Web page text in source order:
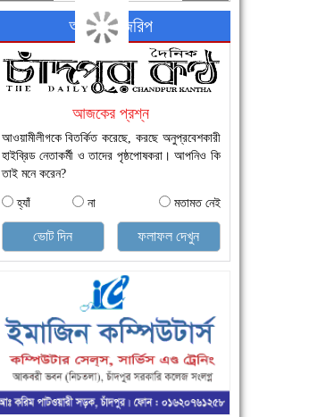
অনলাইন জরিপ
আজকের প্রশ্ন
আওয়ামীলীগকে বিতর্কিত করেছে, করছে অনুপ্রবেশকারী
হাইব্রিড নেতাকর্মী ও তাদের পৃষ্ঠপোষকরা। আপনিও কি
তাই মনে করেন?
হ্যাঁ না মতামত নেই
ভোট দিন ফলাফল দেখুন